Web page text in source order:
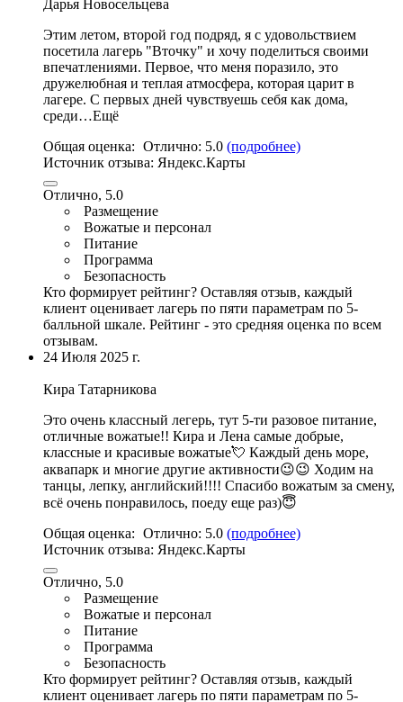
Дарья Новосельцева
Этим летом, второй год подряд, я с удовольствием
посетила лагерь "Вточку" и хочу поделиться своими
впечатлениями. Первое, что меня поразило, это
дружелюбная и теплая атмосфера, которая царит в
лагере. С первых дней чувствуешь себя как дома,
среди…Ещё
Общая оценка: Отлично: 5.0 (подробнее)
Источник отзыва: Яндекс.Карты
Отлично, 5.0
Размещение
Вожатые и персонал
Питание
Программа
Безопасность
Кто формирует рейтинг? Оставляя отзыв, каждый
клиент оценивает лагерь по пяти параметрам по 5-
балльной шкале. Рейтинг - это средняя оценка по всем
отзывам.
24 Июля 2025 г.
Кира Татарникова
Это очень классный легерь, тут 5-ти разовое питание,
отличные вожатые!! Кира и Лена самые добрые,
классные и красивые вожатые💘 Каждый день море,
аквапарк и многие другие активности😉😉 Ходим на
танцы, лепку, английский!!!! Спасибо вожатым за смену,
всё очень понравилось, поеду еще раз)😇
Общая оценка: Отлично: 5.0 (подробнее)
Источник отзыва: Яндекс.Карты
Отлично, 5.0
Размещение
Вожатые и персонал
Питание
Программа
Безопасность
Кто формирует рейтинг? Оставляя отзыв, каждый
клиент оценивает лагерь по пяти параметрам по 5-